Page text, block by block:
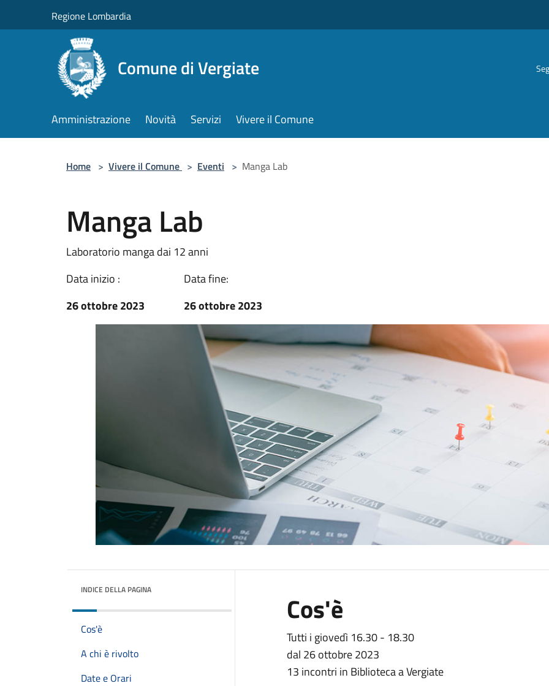
Regione Lombardia
Comune di Vergiate
Amministrazione Novità Servizi Vivere il Comune
Home > Vivere il Comune > Eventi > Manga Lab
Manga Lab
Laboratorio manga dai 12 anni
Data inizio :
26 ottobre 2023
Data fine:
26 ottobre 2023
INDICE DELLA PAGINA
Cos'è
A chi è rivolto
Date e Orari
Cos'è
Tutti i giovedì 16.30 - 18.30
dal 26 ottobre 2023
13 incontri in Biblioteca a Vergiate